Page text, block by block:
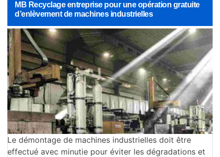
MB Recyclage entreprise pour une opération gratuite
d’enlèvement de machines industrielles
Le démontage de machines industrielles doit être
effectué avec minutie pour éviter les dégradations et